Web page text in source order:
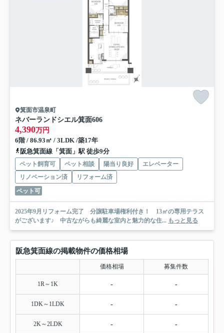
箕面市温泉町
ネバーランドシエル箕面606
4,390万円
6階 / 86.93㎡ / 3LDK /築17年
阪急箕面線「箕面」駅 徒歩9分
ペット飼育可 ペット相談 陽当り良好
エレベーター
リノベーション済
リフォーム済
ペット可
2025年9月リフォーム完了 分譲駐車場権利付き！ 13㎡の専用テラス
がございます♪ 中古ながらも綺麗な室内と魅力的な住... もっと見る
阪急箕面線の掲載物件の価格相場
価格相場 募集件数
1R～1K - -
1DK～1LDK - -
2K～2LDK - -